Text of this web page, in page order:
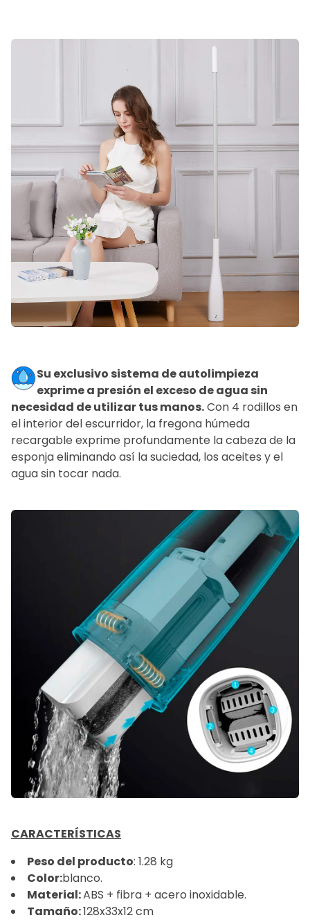
Su exclusivo sistema de autolimpieza
exprime a presión el exceso de agua sin
necesidad de utilizar tus manos.Con 4 rodillos en
el interior del escurridor, la fregona húmeda
recargable exprime profundamente la cabeza de la
esponja eliminando así la suciedad, los aceites y el
agua sin tocar nada.
CARACTERÍSTICAS
Peso del producto: ‎‎1.28 kg
Color:‎blanco.
Material:ABS + fibra + acero inoxidable.
Tamaño:128x33x12 cm